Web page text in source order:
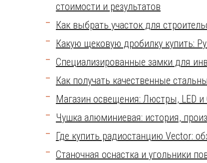
стоимости и результатов
Как выбрать участок для
Какую щековую дробилку купить:
Специализированные замки для
Как получать качественные
Магазин освещения: Люстры, LED и
Чушка алюминиевая: история,
Где купить радиостанцию Vector:
Станочная оснастка и угольники